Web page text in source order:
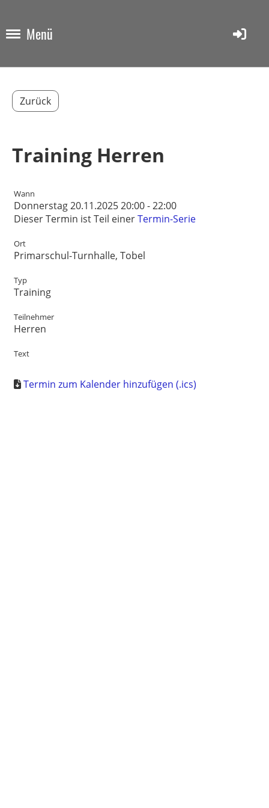
Menü
Zurück
Training Herren
Wann
Donnerstag 20.11.2025 20:00 - 22:00
Dieser Termin ist Teil einerTermin-Serie
Ort
Primarschul-Turnhalle, Tobel
Typ
Training
Teilnehmer
Herren
Text
Termin zum Kalender hinzufügen (.ics)